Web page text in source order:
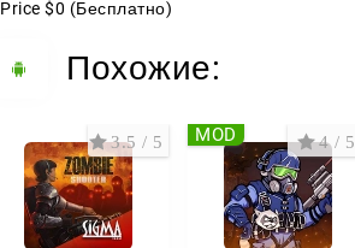
Price $0 (Бесплатно)
Похожие:
3.5 / 5 4 / 5
MOD